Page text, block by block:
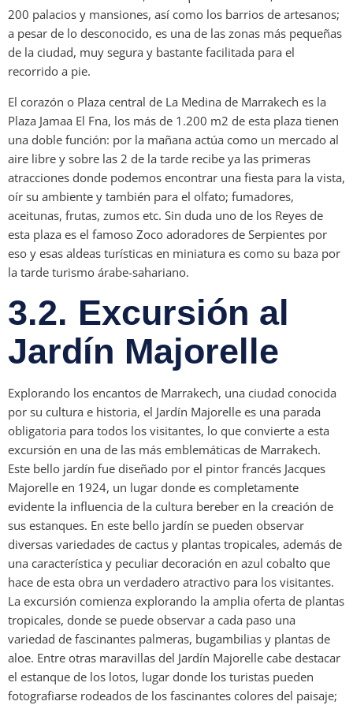
200 palacios y mansiones, así como los barrios de artesanos;
a pesar de lo desconocido, es una de las zonas más pequeñas
de la ciudad, muy segura y bastante facilitada para el
recorrido a pie.
El corazón o Plaza central de La Medina de Marrakech es la
Plaza Jamaa El Fna, los más de 1.200 m2 de esta plaza tienen
una doble función: por la mañana actúa como un mercado al
aire libre y sobre las 2 de la tarde recibe ya las primeras
atracciones donde podemos encontrar una fiesta para la vista,
oír su ambiente y también para el olfato; fumadores,
aceitunas, frutas, zumos etc. Sin duda uno de los Reyes de
esta plaza es el famoso Zoco adoradores de Serpientes por
eso y esas aldeas turísticas en miniatura es como su baza por
la tarde turismo árabe-sahariano.
3.2. Excursión al
Jardín Majorelle
Explorando los encantos de Marrakech, una ciudad conocida
por su cultura e historia, el Jardín Majorelle es una parada
obligatoria para todos los visitantes, lo que convierte a esta
excursión en una de las más emblemáticas de Marrakech.
Este bello jardín fue diseñado por el pintor francés Jacques
Majorelle en 1924, un lugar donde es completamente
evidente la influencia de la cultura bereber en la creación de
sus estanques. En este bello jardín se pueden observar
diversas variedades de cactus y plantas tropicales, además de
una característica y peculiar decoración en azul cobalto que
hace de esta obra un verdadero atractivo para los visitantes.
La excursión comienza explorando la amplia oferta de plantas
tropicales, donde se puede observar a cada paso una
variedad de fascinantes palmeras, bugambilias y plantas de
aloe. Entre otras maravillas del Jardín Majorelle cabe destacar
el estanque de los lotos, lugar donde los turistas pueden
fotografiarse rodeados de los fascinantes colores del paisaje;